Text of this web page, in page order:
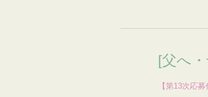
[父へ
【第13次応募